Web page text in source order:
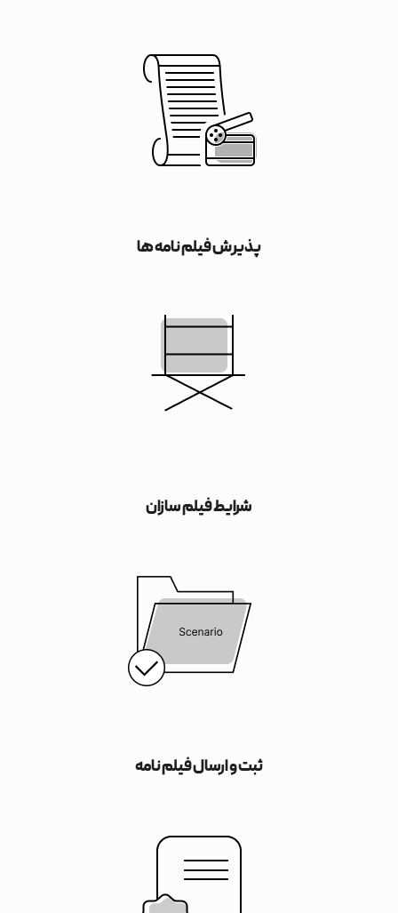
پذیرش فیلم نامه ها
شرایط فیلم سازان
ثبت و ارسال فیلم نامه